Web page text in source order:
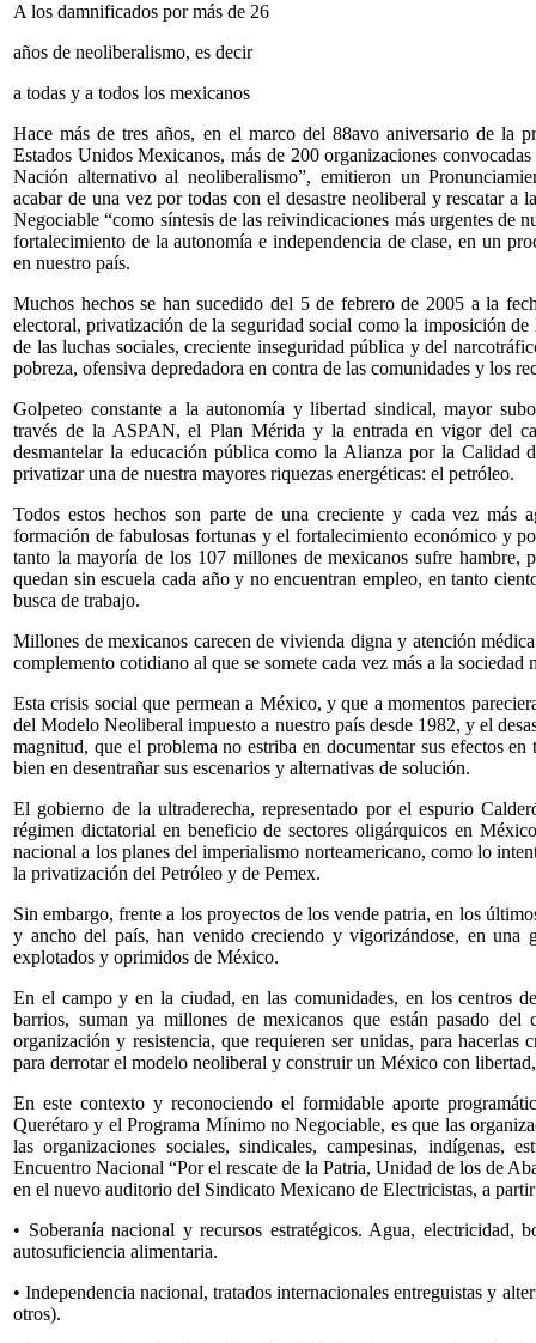
A los damnificados por más de 26
años de neoliberalismo, es decir
a todas y a todos los mexicanos
Hace más de tres años, en el marco del 88avo aniversario de la
Estados Unidos Mexicanos, más de 200 organizaciones
Nación alternativo al neoliberalismo”, emitieron un
acabar de una vez por todas con el desastre neoliberal y rescatar
Negociable “como síntesis de las reivindicaciones más urgentes de
fortalecimiento de la autonomía e independencia de clase, en un
en nuestro país.
Muchos hechos se han sucedido del 5 de febrero de 2005 a la
electoral, privatización de la seguridad social como la imposición
de las luchas sociales, creciente inseguridad pública y del
pobreza, ofensiva depredadora en contra de las comunidades y los
Golpeteo constante a la autonomía y libertad sindical, mayor
través de la ASPAN, el Plan Mérida y la entrada en vigor del
desmantelar la educación pública como la Alianza por la Calidad
privatizar una de nuestra mayores riquezas energéticas: el petróleo.
Todos estos hechos son parte de una creciente y cada vez más
formación de fabulosas fortunas y el fortalecimiento económico y
tanto la mayoría de los 107 millones de mexicanos sufre hambre,
quedan sin escuela cada año y no encuentran empleo, en tanto
busca de trabajo.
Millones de mexicanos carecen de vivienda digna y atención
complemento cotidiano al que se somete cada vez más a la sociedad
Esta crisis social que permean a México, y que a momentos
del Modelo Neoliberal impuesto a nuestro país desde 1982, y el
magnitud, que el problema no estriba en documentar sus efectos
bien en desentrañar sus escenarios y alternativas de solución.
El gobierno de la ultraderecha, representado por el espurio
régimen dictatorial en beneficio de sectores oligárquicos en
nacional a los planes del imperialismo norteamericano, como lo
la privatización del Petróleo y de Pemex.
Sin embargo, frente a los proyectos de los vende patria, en los
y ancho del país, han venido creciendo y vigorizándose, en una
explotados y oprimidos de México.
En el campo y en la ciudad, en las comunidades, en los centros
barrios, suman ya millones de mexicanos que están pasado
organización y resistencia, que requieren ser unidas, para hacerlas
para derrotar el modelo neoliberal y construir un México con
En este contexto y reconociendo el formidable aporte
Querétaro y el Programa Mínimo no Negociable, es que las
las organizaciones sociales, sindicales, campesinas, indígenas,
Encuentro Nacional “Por el rescate de la Patria, Unidad de los de
en el nuevo auditorio del Sindicato Mexicano de Electricistas, a
• Soberanía nacional y recursos estratégicos. Agua, electricidad,
autosuficiencia alimentaria.
• Independencia nacional, tratados internacionales entreguistas y
otros).